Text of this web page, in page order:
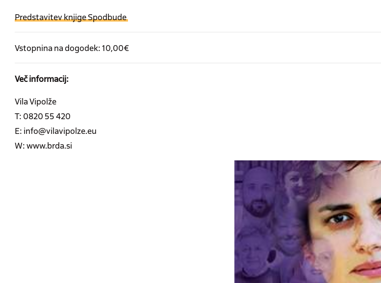
Predstavitev knjige Spodbude
Vstopnina na dogodek: 10,00€
Več informacij:
Vila Vipolže
T: 0820 55 420
E: info@vilavipolze.eu
W: www.brda.si